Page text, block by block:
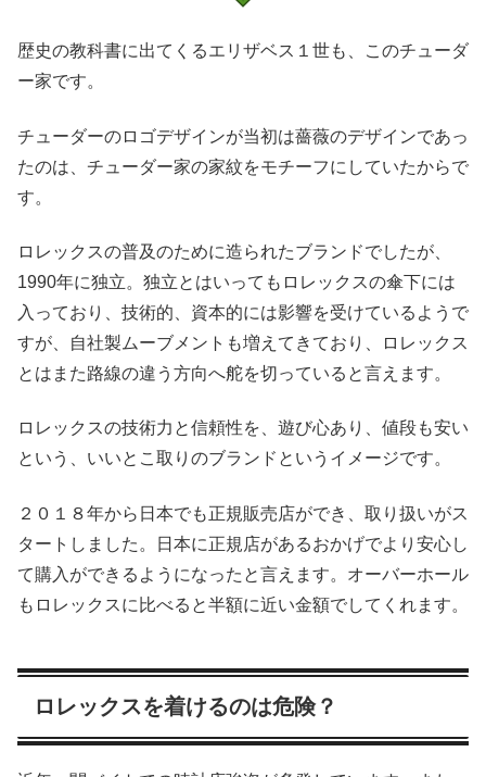
歴史の教科書に出てくるエリザベス１世も、このチューダ
ー家です。
チューダーのロゴデザインが当初は薔薇のデザインであっ
たのは、チューダー家の家紋をモチーフにしていたからで
す。
ロレックスの普及のために造られたブランドでしたが、
1990年に独立。独立とはいってもロレックスの傘下には
入っており、技術的、資本的には影響を受けているようで
すが、自社製ムーブメントも増えてきており、ロレックス
とはまた路線の違う方向へ舵を切っていると言えます。
ロレックスの技術力と信頼性を、遊び心あり、値段も安い
という、いいとこ取りのブランドというイメージです。
２０１８年から日本でも正規販売店ができ、取り扱いがス
タートしました。日本に正規店があるおかげでより安心し
て購入ができるようになったと言えます。オーバーホール
もロレックスに比べると半額に近い金額でしてくれます。
ロレックスを着けるのは危険？